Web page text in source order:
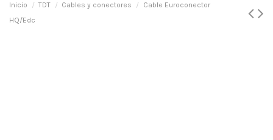
Inicio TDT Cables y conectores
Cable Euroconector
HQ/Edc